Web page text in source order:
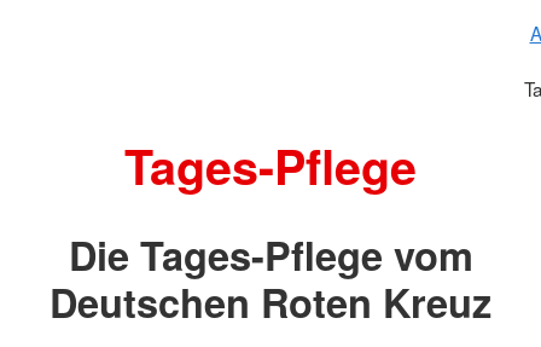
Tages-Pflege
Die Tages-Pflege vom
Deutschen Roten Kreuz